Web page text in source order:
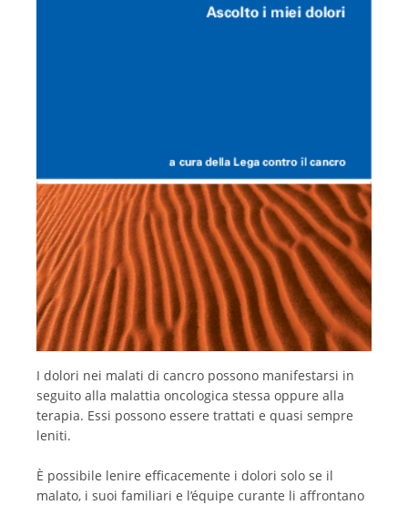
I dolori nei malati di cancro possono manifestarsi in
seguito alla malattia oncologica stessa oppure alla
terapia. Essi possono essere trattati e quasi sempre
leniti.
È possibile lenire efficacemente i dolori solo se il
malato, i suoi familiari e l’équipe curante li affrontano